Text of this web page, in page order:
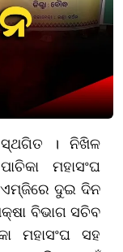
ସ୍ଥଗିତ । ନିଖିଳ
ମହାସଂଘ
ଦୁଇ ଦିନ
ବିଭାଗ ସଚିବ
ମହାସଂଘ ସହ